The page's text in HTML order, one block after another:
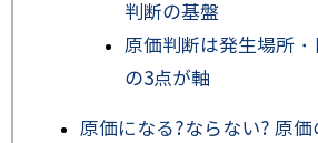
判断の基盤
原価判断は発生場所
の3点が軸
原価になる?ならない? 原